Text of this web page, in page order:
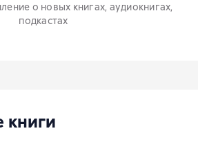
о новых книгах, аудиокнигах,
подкастах
книги